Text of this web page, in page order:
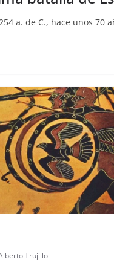
a. de C., hace unos
Trujillo